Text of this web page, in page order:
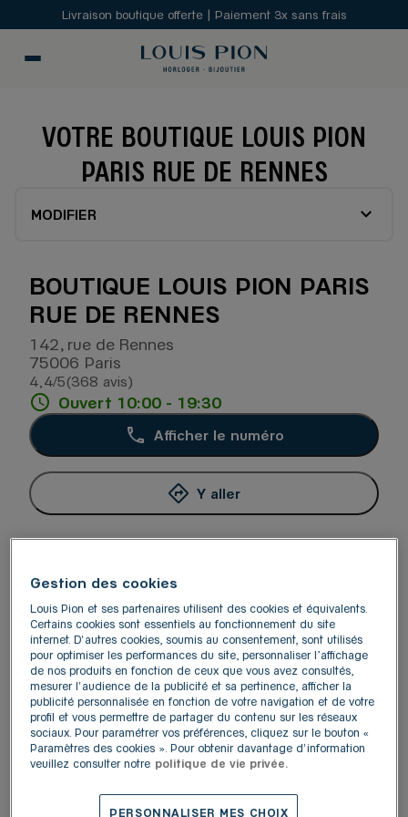
Livraison boutique offerte | Paiement 3x sans frais
VOTRE BOUTIQUE LOUIS PION
PARIS RUE DE RENNES
MODIFIER
BOUTIQUE LOUIS PION PARIS
RUE DE RENNES
142, rue de Rennes
75006 Paris
4,4/5 Note de 4.4 sur 5
(368 avis)
Ouvert 10:00 - 19:30
Afficher le numéro
Y aller
Votre boutique Louis Pion Paris Rue De Rennes vous
accueille à Paris.
Gestion des cookies
Louis Pion et ses partenaires utilisent des cookies et équivalents.
Certains cookies sont essentiels au fonctionnement du site
internet. D'autres cookies, soumis au consentement, sont utilisés
pour optimiser les performances du site, personnaliser l’affichage
de nos produits en fonction de ceux que vous avez consultés,
mesurer l'audience de la publicité et sa pertinence, afficher la
publicité personnalisée en fonction de votre navigation et de votre
profil et vous permettre de partager du contenu sur les réseaux
sociaux. Pour paramétrer vos préférences, cliquez sur le bouton «
Paramètres des cookies ». Pour obtenir davantage d'information
veuillez consulter notre politique de vie privée.
PERSONNALISER MES CHOIX